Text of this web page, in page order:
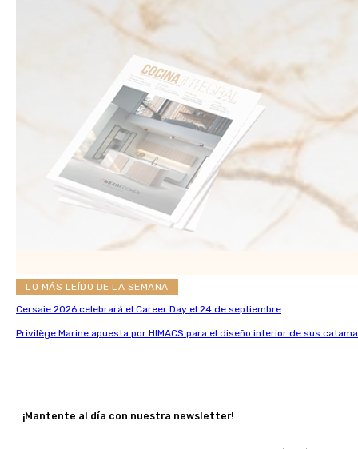
LO MÁS LEÍDO DE LA SEMANA
Cersaie 2026 celebrará el Career Day el 24 de septiembre
Privilège Marine apuesta por HIMACS para el diseño interior de sus
¡Mantente al día con nuestra newsletter!